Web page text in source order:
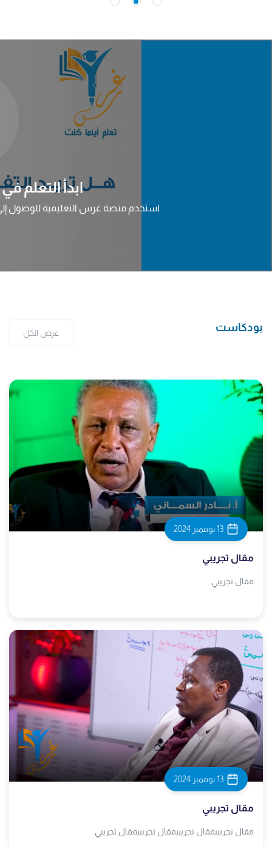
ابدأ التعلم
استخدم منصة غرس التعليمية للوصول
بودكاست عرض الكل
13 نوفمبر 2024
مقال تجريبي
مقال تجريبي
13 نوفمبر 2024
مقال تجريبي
مقال تجريبيمقال تجريبيمقال تجريبيمقال تجريبي